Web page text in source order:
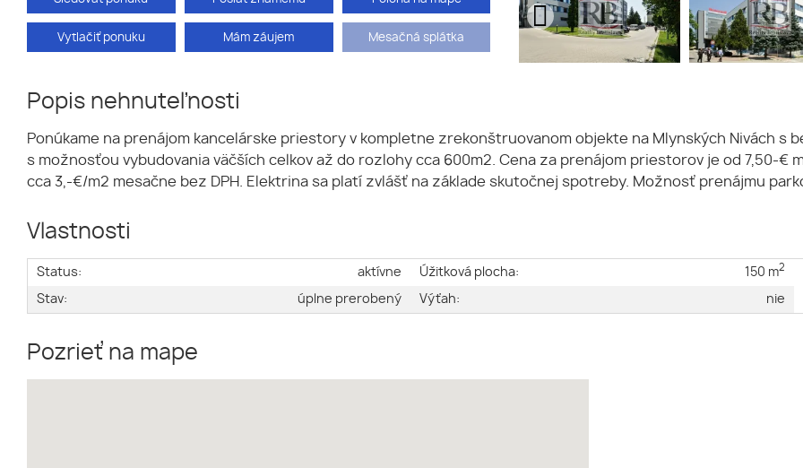
Vytlačiť ponuku Mám záujem Mesačná splátka
Popis nehnuteľnosti
Ponúkame na prenájom kancelárske priestory v kompletne zrekonštruovanom objekte na Mlynských Nivách s
s možnosťou vybudovania väčších celkov až do rozlohy cca 600m2. Cena za prenájom priestorov je od 7,50-€
cca 3,-€/m2 mesačne bez DPH. Elektrina sa platí zvlášť na základe skutočnej spotreby. Možnosť prenájmu
Vlastnosti
Status:
aktívne
Stav:
úplne prerobený
Úžitková plocha: 150 m2
Výťah: nie
Pozrieť na mape